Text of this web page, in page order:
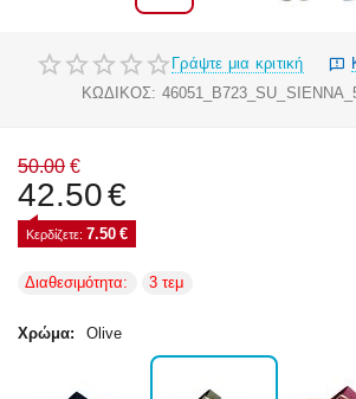
Γράψτε μια κριτική
ΚΩΔΙΚΟΣ:
50.00 €
42.50€
Κερδίζετε: 7.50 €
Διαθεσιμότητα: 3 τεμ
Χρώμα: Olive